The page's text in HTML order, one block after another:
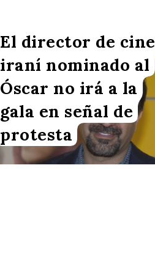
Redacción VoxBox
El director de cine
iraní nominado al
Óscar no irá a la
gala en señal de
protesta